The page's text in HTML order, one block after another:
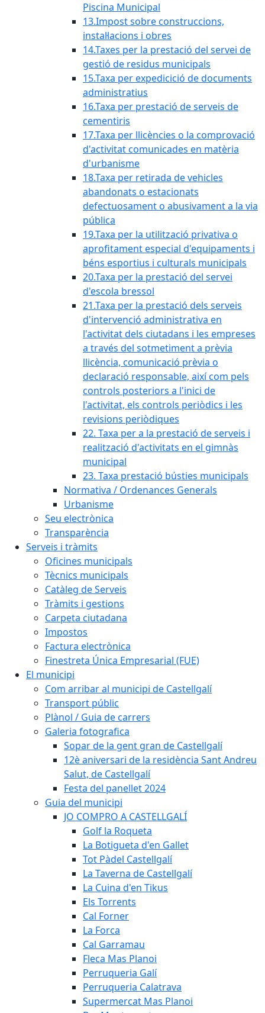
Piscina Municipal
13.Impost sobre construccions,
instal·lacions i obres
14.Taxes per la prestació del servei de
gestió de residus municipals
15.Taxa per expedicició de documents
administratius
16.Taxa per prestació de serveis de
cementiris
17.Taxa per llicències o la comprovació
d'activitat comunicades en matèria
d'urbanisme
18.Taxa per retirada de vehicles
abandonats o estacionats
defectuosament o abusivament a la via
pública
19.Taxa per la utilització privativa o
aprofitament especial d'equipaments i
béns esportius i culturals municipals
20.Taxa per la prestació del servei
d'escola bressol
21.Taxa per la prestació dels serveis
d'intervenció administrativa en
l'activitat dels ciutadans i les empreses
a través del sotmetiment a prèvia
llicència, comunicació prèvia o
declaració responsable, així com pels
controls posteriors a l'inici de
l'activitat, els controls periòdics i les
revisions periòdiques
22. Taxa per a la prestació de serveis i
realització d'activitats en el gimnàs
municipal
23. Taxa prestació bústies municipals
Normativa / Ordenances Generals
Urbanisme
Seu electrònica
Transparència
Serveis i tràmits
Oficines municipals
Tècnics municipals
Catàleg de Serveis
Tràmits i gestions
Carpeta ciutadana
Impostos
Factura electrònica
Finestreta Única Empresarial (FUE)
El municipi
Com arribar al municipi de Castellgalí
Transport públic
Plànol / Guia de carrers
Galeria fotografica
Sopar de la gent gran de Castellgalí
12è aniversari de la residència Sant Andreu
Salut, de Castellgalí
Festa del panellet 2024
Guia del municipi
JO COMPRO A CASTELLGALÍ
Golf la Roqueta
La Botigueta d'en Gallet
Tot Pàdel Castellgalí
La Taverna de Castellgalí
La Cuina d'en Tikus
Els Torrents
Cal Forner
La Forca
Cal Garramau
Fleca Mas Planoi
Perruqueria Galí
Perruqueria Calatrava
Supermercat Mas Planoi